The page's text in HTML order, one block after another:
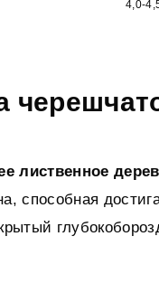
4,0-
лиственное
способная